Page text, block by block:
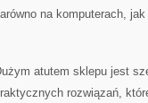
na komputerach,
atutem sklepu jest
rozwiązań,